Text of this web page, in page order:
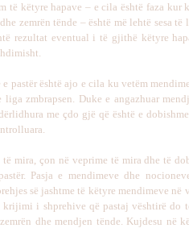
të këtyre hapave – e cila është faza kur
zemrën tënde – është më lehtë sesa të
rezultat eventual i të gjithë këtyre
e pastër është ajo e cila ku vetëm
zmbrapsen. Duke e angazhuar
me çdo gjë që është e
mira, çon në veprime të mira dhe të
Pasja e mendimeve dhe
së jashtme të këtyre mendimeve në
i shprehive që pastaj vështirë do
dhe mendjen tënde. Kujdesu në